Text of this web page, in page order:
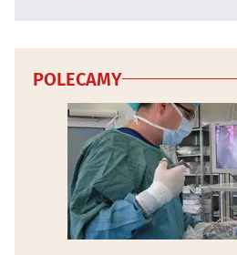
POLECAMY